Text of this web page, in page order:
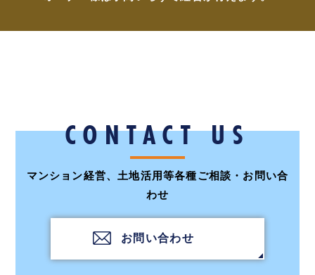
CONTACT US
マンション経営、土地活用等各種ご相談・お問い合
わせ
お問い合わせ